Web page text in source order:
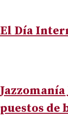
El Día
puestos de